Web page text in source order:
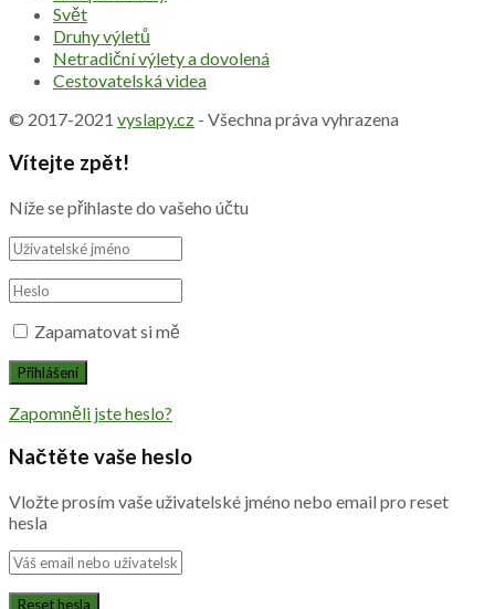
Svět
Druhy výletů
Netradiční výlety a dovolená
Cestovatelská videa
© 2017-2021 vyslapy.cz - Všechna práva vyhrazena
Vítejte zpět!
Níže se přihlaste do vašeho účtu
Zapamatovat si mě
Zapomněli jste heslo?
Načtěte vaše heslo
Vložte prosím vaše uživatelské jméno nebo email pro reset
hesla